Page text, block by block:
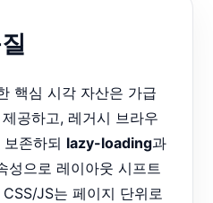
핵심 시각 자산은 가급
공하고, 레거시 브라우
존하되 lazy-loading과
으로 레이아웃 시프트
JS는 페이지 단위로